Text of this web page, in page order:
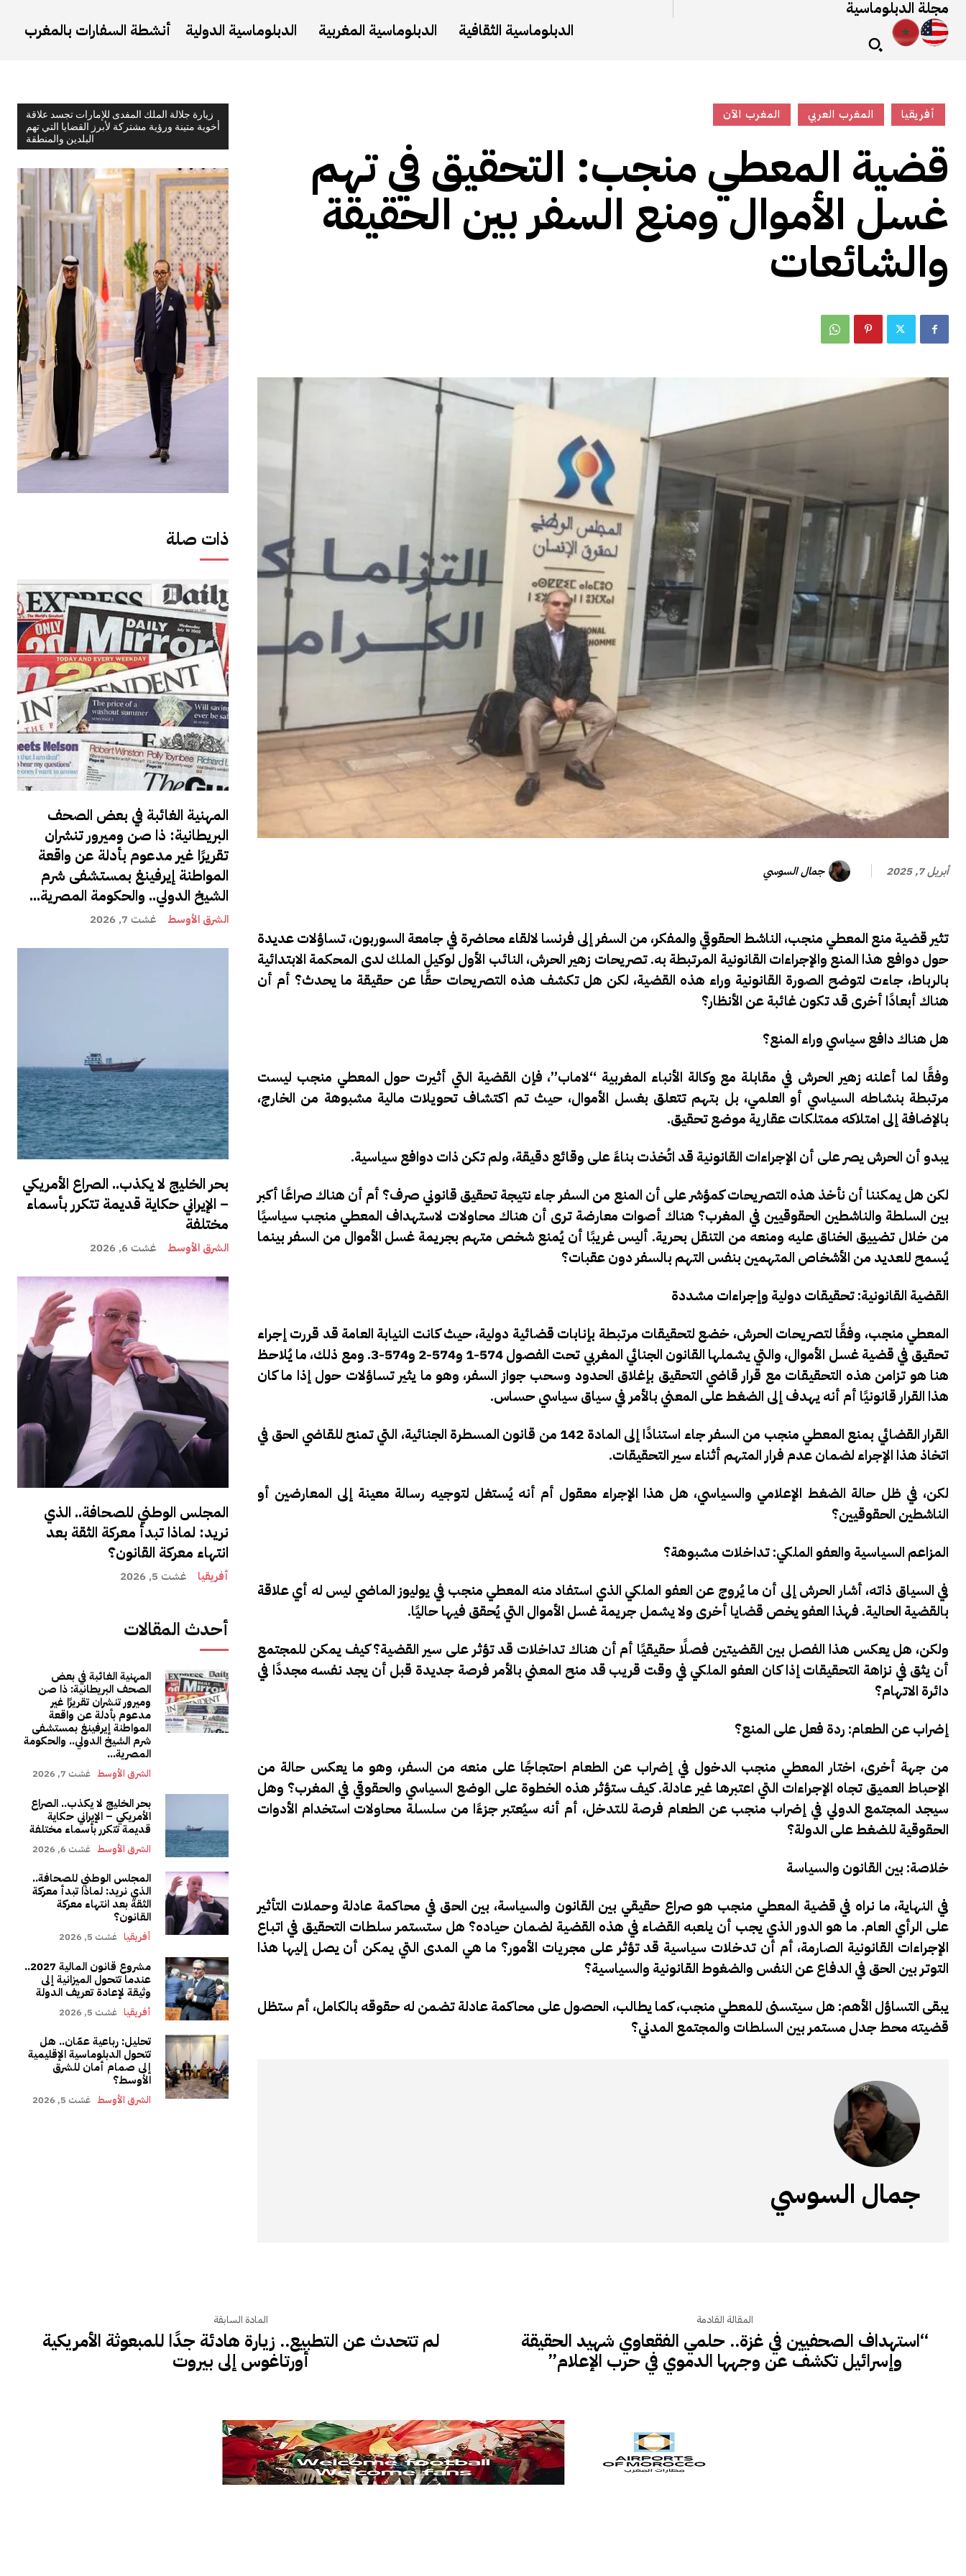
مجلة الدبلوماسية
الدبلوماسية الثقافية
الدبلوماسية المغربية الدبلوماسية الدولية أنشطة السفارات بالمغرب
زيارة جلالة الملك المفدى للإمارات تجسد علاقة
أخوية متينة ورؤية مشتركة لأبرز القضايا التي تهم
البلدين والمنطقة
ذات صلة
المهنية الغائبة في بعض الصحف
البريطانية: ذا صن وميرور تنشران
تقريرًا غير مدعوم بأدلة عن واقعة
المواطنة إيرفينغ بمستشفى شرم
الشيخ الدولي.. والحكومة المصرية...
الشرق الأوسط غشت 7, 2026
بحر الخليج لا يكذب.. الصراع الأمريكي
– الإيراني حكاية قديمة تتكرر بأسماء
مختلفة
الشرق الأوسط غشت 6, 2026
المجلس الوطني للصحافة.. الذي
نريد: لماذا تبدأ معركة الثقة بعد
انتهاء معركة القانون؟
أفريقيا غشت 5, 2026
أحدث المقالات
المهنية الغائبة في بعض
الصحف البريطانية: ذا صن
وميرور تنشران تقريرًا غير
مدعوم بأدلة عن واقعة
المواطنة إيرفينغ بمستشفى
شرم الشيخ الدولي.. والحكومة
المصرية...
الشرق الأوسط غشت 7, 2026
بحر الخليج لا يكذب.. الصراع
الأمريكي – الإيراني حكاية
قديمة تتكرر بأسماء مختلفة
الشرق الأوسط غشت 6, 2026
المجلس الوطني للصحافة..
الذي نريد: لماذا تبدأ معركة
الثقة بعد انتهاء معركة
القانون؟
أفريقيا غشت 5, 2026
مشروع قانون المالية 2027..
عندما تتحول الميزانية إلى
وثيقة لإعادة تعريف الدولة
أفريقيا غشت 5, 2026
تحليل: رباعية عمّان.. هل
تتحول الدبلوماسية الإقليمية
إلى صمام أمان للشرق
الأوسط؟
الشرق الأوسط غشت 5, 2026
أفريقيا المغرب العربي المغرب الآن
قضية المعطي منجب: التحقيق في تهم
غسل الأموال ومنع السفر بين الحقيقة
والشائعات
أبريل 7, 2025 جمال السوسي
تثير قضية منع المعطي منجب، الناشط الحقوقي والمفكر، من السفر إلى فرنسا لالقاء محاضرة في جامعة السوربون، تساؤلات عديدة
حول دوافع هذا المنع والإجراءات القانونية المرتبطة به. تصريحات زهير الحرش، النائب الأول لوكيل الملك لدى المحكمة الابتدائية
بالرباط، جاءت لتوضح الصورة القانونية وراء هذه القضية، لكن هل تكشف هذه التصريحات حقًا عن حقيقة ما يحدث؟ أم أن
هناك أبعادًا أخرى قد تكون غائبة عن الأنظار؟
هل هناك دافع سياسي وراء المنع؟
وفقًا لما أعلنه زهير الحرش في مقابلة مع وكالة الأنباء المغربية “لاماب”، فإن القضية التي أثيرت حول المعطي منجب ليست
مرتبطة بنشاطه السياسي أو العلمي، بل بتهم تتعلق بغسل الأموال، حيث تم اكتشاف تحويلات مالية مشبوهة من الخارج،
بالإضافة إلى امتلاكه ممتلكات عقارية موضع تحقيق.
يبدو أن الحرش يصر على أن الإجراءات القانونية قد اتُخذت بناءً على وقائع دقيقة، ولم تكن ذات دوافع سياسية.
لكن هل يمكننا أن نأخذ هذه التصريحات كمؤشر على أن المنع من السفر جاء نتيجة تحقيق قانوني صرف؟ أم أن هناك صراعًا أكبر
بين السلطة والناشطين الحقوقيين في المغرب؟ هناك أصوات معارضة ترى أن هناك محاولات لاستهداف المعطي منجب سياسيًا
من خلال تضييق الخناق عليه ومنعه من التنقل بحرية. أليس غريبًا أن يُمنع شخص متهم بجريمة غسل الأموال من السفر بينما
يُسمح للعديد من الأشخاص المتهمين بنفس التهم بالسفر دون عقبات؟
القضية القانونية: تحقيقات دولية وإجراءات مشددة
المعطي منجب، وفقًا لتصريحات الحرش، خضع لتحقيقات مرتبطة بإنابات قضائية دولية، حيث كانت النيابة العامة قد قررت إجراء
تحقيق في قضية غسل الأموال، والتي يشملها القانون الجنائي المغربي تحت الفصول 574-1 و574-2 و574-3. ومع ذلك، ما يُلاحظ
هنا هو تزامن هذه التحقيقات مع قرار قاضي التحقيق بإغلاق الحدود وسحب جواز السفر، وهو ما يثير تساؤلات حول إذا ما كان
هذا القرار قانونيًا أم أنه يهدف إلى الضغط على المعني بالأمر في سياق سياسي حساس.
القرار القضائي بمنع المعطي منجب من السفر جاء استنادًا إلى المادة 142 من قانون المسطرة الجنائية، التي تمنح للقاضي الحق في
اتخاذ هذا الإجراء لضمان عدم فرار المتهم أثناء سير التحقيقات.
لكن، في ظل حالة الضغط الإعلامي والسياسي، هل هذا الإجراء معقول أم أنه يُستغل لتوجيه رسالة معينة إلى المعارضين أو
الناشطين الحقوقيين؟
المزاعم السياسية والعفو الملكي: تداخلات مشبوهة؟
في السياق ذاته، أشار الحرش إلى أن ما يُروج عن العفو الملكي الذي استفاد منه المعطي منجب في يوليوز الماضي ليس له أي علاقة
بالقضية الحالية. فهذا العفو يخص قضايا أخرى ولا يشمل جريمة غسل الأموال التي يُحقق فيها حاليًا.
ولكن، هل يعكس هذا الفصل بين القضيتين فصلًا حقيقيًا أم أن هناك تداخلات قد تؤثر على سير القضية؟ كيف يمكن للمجتمع
أن يثق في نزاهة التحقيقات إذا كان العفو الملكي في وقت قريب قد منح المعني بالأمر فرصة جديدة قبل أن يجد نفسه مجددًا في
دائرة الاتهام؟
إضراب عن الطعام: ردة فعل على المنع؟
من جهة أخرى، اختار المعطي منجب الدخول في إضراب عن الطعام احتجاجًا على منعه من السفر، وهو ما يعكس حالة من
الإحباط العميق تجاه الإجراءات التي اعتبرها غير عادلة. كيف ستؤثر هذه الخطوة على الوضع السياسي والحقوقي في المغرب؟ وهل
سيجد المجتمع الدولي في إضراب منجب عن الطعام فرصة للتدخل، أم أنه سيُعتبر جزءًا من سلسلة محاولات استخدام الأدوات
الحقوقية للضغط على الدولة؟
خلاصة: بين القانون والسياسة
في النهاية، ما نراه في قضية المعطي منجب هو صراع حقيقي بين القانون والسياسة، بين الحق في محاكمة عادلة وحملات التأثير
على الرأي العام. ما هو الدور الذي يجب أن يلعبه القضاء في هذه القضية لضمان حياده؟ هل ستستمر سلطات التحقيق في اتباع
الإجراءات القانونية الصارمة، أم أن تدخلات سياسية قد تؤثر على مجريات الأمور؟ ما هي المدى التي يمكن أن يصل إليها هذا
التوتر بين الحق في الدفاع عن النفس والضغوط القانونية والسياسية؟
يبقى التساؤل الأهم: هل سيتسنى للمعطي منجب، كما يطالب، الحصول على محاكمة عادلة تضمن له حقوقه بالكامل، أم ستظل
قضيته محط جدل مستمر بين السلطات والمجتمع المدني؟
جمال السوسي
المادة السابقة
لم تتحدث عن التطبيع.. زيارة هادئة جدًا للمبعوثة الأمريكية
أورتاغوس إلى بيروت
المقالة القادمة
“استهداف الصحفيين في غزة.. حلمي الفقعاوي شهيد الحقيقة
وإسرائيل تكشف عن وجهها الدموي في حرب الإعلام”